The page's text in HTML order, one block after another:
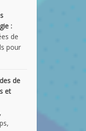
:
de
pour
de
et